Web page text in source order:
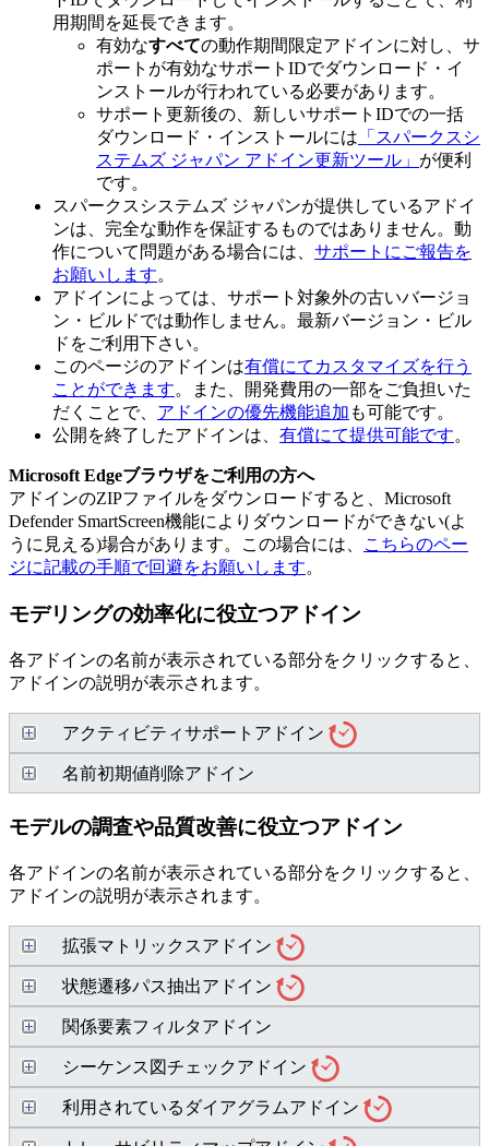
用期間を延長できます。
有効なすべての動作期間限定アドインに対し、サ
ポートが有効なサポートIDでダウンロード・イ
ンストールが行われている必要があります。
サポート更新後の、新しいサポートIDでの一括
ダウンロード・インストールには 「スパークスシ
ステムズ ジャパン アドイン更新ツール」 が便利
です。
スパークスシステムズ ジャパンが提供しているアドイ
ンは、完全な動作を保証するものではありません。動
作について問題がある場合には、 サポートにご報告を
お願いします。
アドインによっては、サポート対象外の古いバージョ
ン・ビルドでは動作しません。最新バージョン・ビル
ドをご利用下さい。
このページのアドインは有償にてカスタマイズを行う
ことができます。また、開発費用の一部をご負担いた
だくことで、 アドインの優先機能追加 も可能です。
公開を終了したアドインは、 有償にて提供可能です。
Microsoft Edgeブラウザをご利用の方へ
アドインのZIPファイルをダウンロードすると、Microsoft
Defender SmartScreen機能によりダウンロードができない(よ
うに見える)場合があります。この場合には、
こちらのペー
ジに記載の手順で回避をお願いします。
モデリングの効率化に役立つアドイン
各アドインの名前が表示されている部分をクリックすると、
アドインの説明が表示されます。
アクティビティサポートアドイン
名前初期値削除アドイン
モデルの調査や品質改善に役立つアドイン
各アドインの名前が表示されている部分をクリックすると、
アドインの説明が表示されます。
拡張マトリックスアドイン
状態遷移パス抽出アドイン
関係要素フィルタアドイン
シーケンス図チェックアドイン
利用されているダイアグラムアドイン